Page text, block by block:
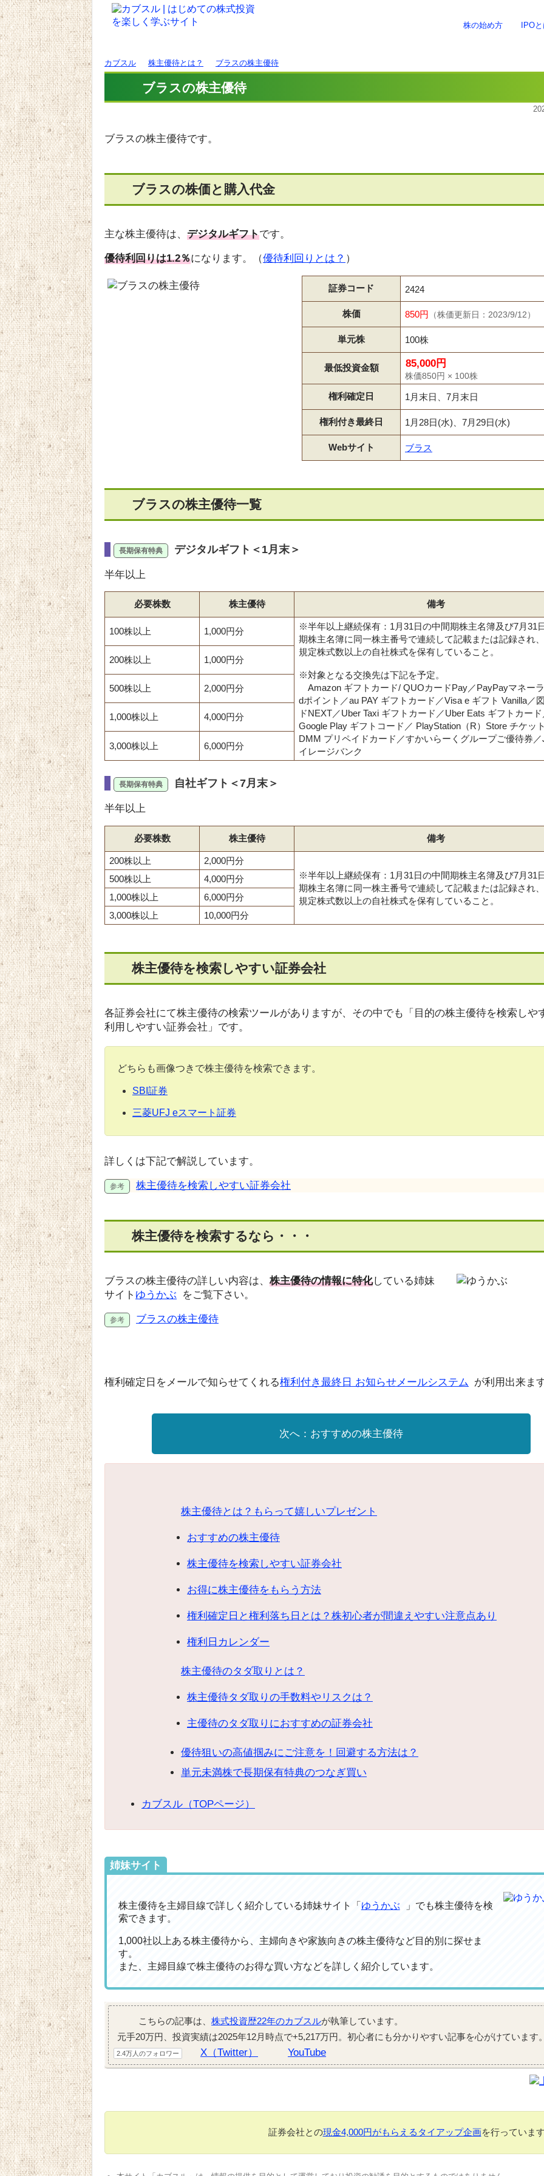
株の始め方 IPO
カブスル 株主優待とは？ ブラスの株主優待
ブラスの株主優待
ブラスの株主優待です。
ブラスの株価と購入代金
主な株主優待は、 デジタルギフトです。
優待利回りは1.2％になります。（優待利回りとは？ ）
証券コード 2424
株価 850円 （株価更新日：2023/9/12）
単元株 100株
最低投資金額 85,000円
株価850円 × 100株
権利確定日 1月末日、7月末日
権利付き最終日 1月28日(水)、7月29日(水)
Webサイト ブラス
ブラスの株主優待一覧
デジタルギフト＜1月末＞
半年以上
必要株数 株主優待 備考
100株以上 1,000円分
※半年以上継続保有：1月31日の中間期株主名簿及び7月31
期株主名簿に同一株主番号で連続して記載または記録され
規定株式数以上の自社株式を保有していること。
※対象となる交換先は下記を予定。
Amazon ギフトカード/ QUOカードPay／PayPayマネー
dポイント／au PAY ギフトカード／Visa e ギフト Vanilla／
ドNEXT／Uber Taxi ギフトカード／Uber Eats ギフトカー
Google Play ギフトコード／ PlayStation（R）Store チケッ
DMM プリペイドカード／すかいらーくグループご優待券／
イレージバンク
200株以上 1,000円分
500株以上 2,000円分
1,000株以上 4,000円分
3,000株以上 6,000円分
自社ギフト＜7月末＞
半年以上
必要株数 株主優待 備考
200株以上
2,000円分
※半年以上継続保有：1月31日の中間期株主名簿及び7月31
期株主名簿に同一株主番号で連続して記載または記録され
規定株式数以上の自社株式を保有していること。
500株以上
4,000円分
1,000株以上
6,000円分
3,000株以上
10,000円分
株主優待を検索しやすい証券会社
各証券会社にて株主優待の検索ツールがありますが、その中でも「目的の株主優待を検索しや
利用しやすい証券会社」です。
どちらも画像つきで株主優待を検索できます。
SBI証券
三菱UFJ eスマート証券
詳しくは下記で解説しています。
株主優待を検索しやすい証券会社
株主優待を検索するなら・・・
ブラスの株主優待の詳しい内容は、 株主優待の情報に特化している姉妹
サイト ゆうかぶ をご覧下さい。
ブラスの株主優待
権利確定日をメールで知らせてくれる権利付き最終日 お知らせメールシステム が利用出来ま
おすすめの株主優待
株主優待とは？もらって嬉しいプレゼント
おすすめの株主優待
株主優待を検索しやすい証券会社
お得に株主優待をもらう方法
権利確定日と権利落ち日とは？株初心者が間違えやすい注意点あり
権利日カレンダー
株主優待のタダ取りとは？
株主優待タダ取りの手数料やリスクは？
主優待のタダ取りにおすすめの証券会社
優待狙いの高値掴みにご注意を！回避する方法は？
単元未満株で長期保有特典のつなぎ買い
カブスル（TOPページ）
姉妹サイト
株主優待を主婦目線で詳しく紹介している姉妹サイト「 ゆうかぶ
」でも株主優待を検
索できます。
1,000社以上ある株主優待から、主婦向きや家族向きの株主優待など目的別に探せま
す。
また、主婦目線で株主優待のお得な買い方などを詳しく紹介しています。
こちらの記事は、 株式投資歴22年のカブスルが執筆しています。
元手20万円、投資実績は2025年12月時点で+5,217万円。初心者にも分かりやすい記事を心がけています
2.4万人のフォロワー X（Twitter） YouTube
証券会社との現金4,000円がもらえるタイアップ企画を行っていま